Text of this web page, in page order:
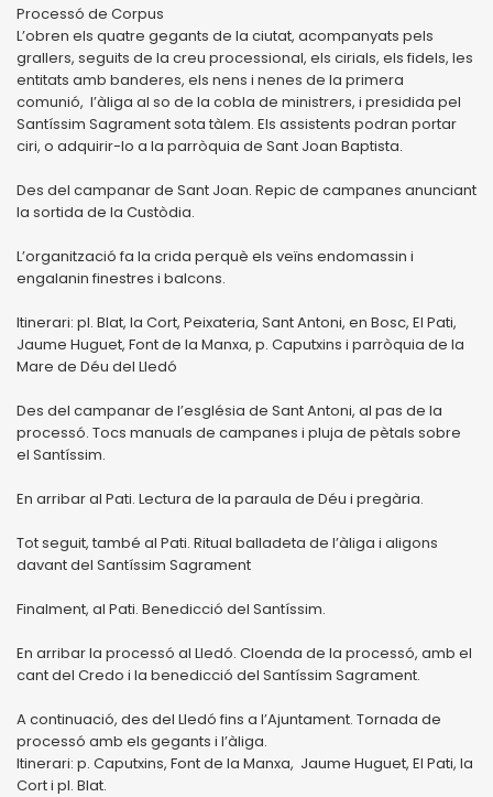
Processó de Corpus
L’obren els quatre gegants de la ciutat, acompanyats pels
grallers, seguits de la creu processional, els cirials, els fidels, les
entitats amb banderes, els nens i nenes de la primera
comunió, l’àliga al so de la cobla de ministrers, i presidida pel
Santíssim Sagrament sota tàlem. Els assistents podran portar
ciri, o adquirir-lo a la parròquia de Sant Joan Baptista.
Des del campanar de Sant Joan. Repic de campanes anunciant
la sortida de la Custòdia.
L’organització fa la crida perquè els veïns endomassin i
engalanin finestres i balcons.
Itinerari: pl. Blat, la Cort, Peixateria, Sant Antoni, en Bosc, El Pati,
Jaume Huguet, Font de la Manxa, p. Caputxins i parròquia de la
Mare de Déu del Lledó
Des del campanar de l’església de Sant Antoni, al pas de la
processó. Tocs manuals de campanes i pluja de pètals sobre
el Santíssim.
En arribar al Pati. Lectura de la paraula de Déu i pregària.
Tot seguit, també al Pati. Ritual balladeta de l’àliga i aligons
davant del Santíssim Sagrament
Finalment, al Pati. Benedicció del Santíssim.
En arribar la processó al Lledó. Cloenda de la processó, amb el
cant del Credo i la benedicció del Santíssim Sagrament.
A continuació, des del Lledó fins a l’Ajuntament. Tornada de
processó amb els gegants i l’àliga.
Itinerari: p. Caputxins, Font de la Manxa, Jaume Huguet, El Pati, la
Cort i pl. Blat.